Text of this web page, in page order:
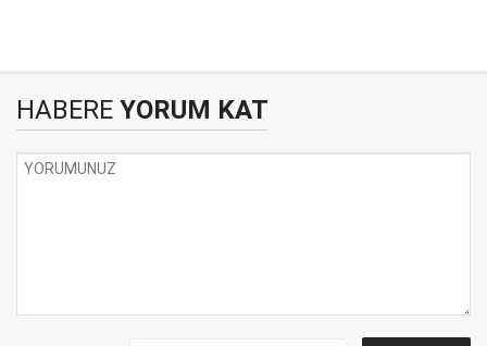
HABERE YORUM KAT